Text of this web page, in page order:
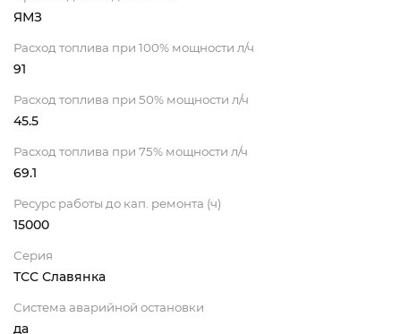
ЯМЗ
Расход топлива при 100% мощности л/ч
91
Расход топлива при 50% мощности л/ч
45.5
Расход топлива при 75% мощности л/ч
69.1
Ресурс работы до кап. ремонта (ч)
15000
Серия
ТСС Славянка
Система аварийной остановки
да